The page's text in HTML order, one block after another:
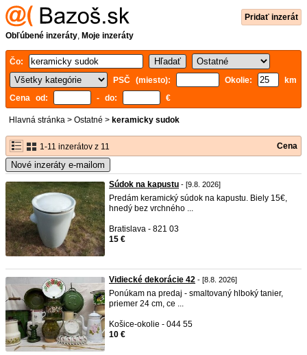
Pridať inzerát
Obľúbené inzeráty, Moje inzeráty
Čo:
PSČ (miesto):
Okolie:
km
Cena od:
- do: €
Hlavná stránka > Ostatné > keramicky sudok
1-11 inzerátov z 11 Cena
Nové inzeráty e-mailom
Súdok na kapustu - [9.8. 2026]
Predám keramický súdok na kapustu. Biely 15€,
hnedý bez vrchného ...
Bratislava - 821 03
15 €
Vidiecké dekorácie 42 - [8.8. 2026]
Ponúkam na predaj - smaltovaný hlboký tanier,
priemer 24 cm, ce ...
Košice-okolie - 044 55
10 €